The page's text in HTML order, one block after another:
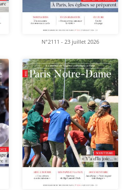
N°2111 - 23 juillet 2026